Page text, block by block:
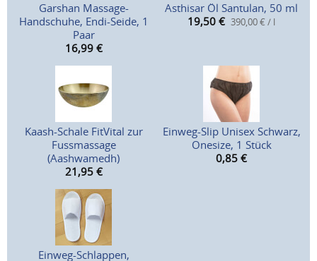
Garshan Massage-
Handschuhe, Endi-Seide, 1
Paar
16,99 €
Asthisar Öl Santulan, 50 ml
19,50 € 390,00 € / l
Kaash-Schale FitVital zur
Fussmassage
(Aashwamedh)
21,95 €
Einweg-Slip Unisex Schwarz,
Onesize, 1 Stück
0,85 €
Einweg-Schlappen,